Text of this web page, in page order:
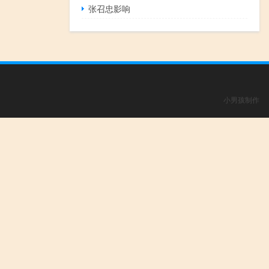
张召忠影响
小男孩制作